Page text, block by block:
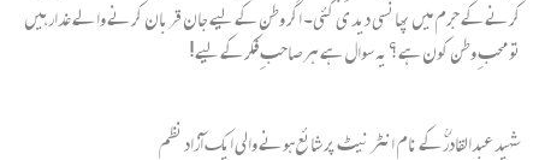
کرنے کے جرم میں پھانسی دید ی گئی۔ اگر وطن کے لیے جان قربان کرنے والے غدار ہیں
تو محبِ وطن کون ہے؟ یہ سوال ہے ہر صاحبِ فکر کے لیے!
شہید عبدالقادرؒ کے نام انٹر نیٹ پر شائع ہونے والی ایک آزاد نظم